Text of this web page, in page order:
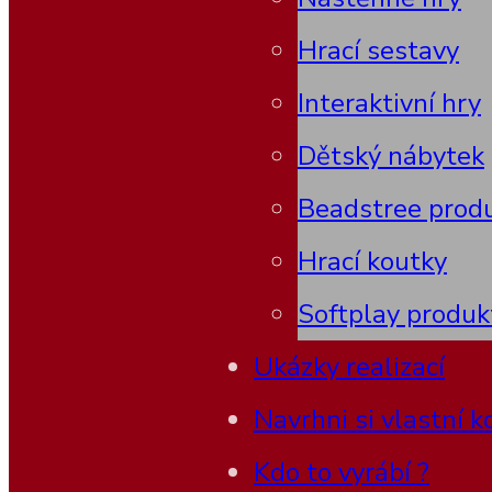
Hrací sestavy
Interaktivní hry
Dětský nábytek
Beadstree
Hrací koutky
Softplay
Ukázky realizací
Navrhni si vlastní
Kdo to vyrábí ?